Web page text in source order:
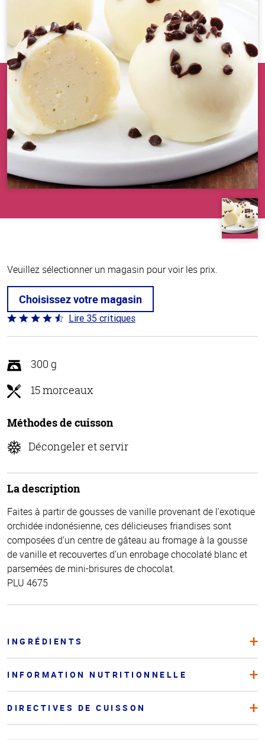
Veuillez sélectionner un magasin pour voir les prix.
Choisissez votre magasin
Coté
4.4 sur
Lire 35 critiques
300 g
15 morceaux
Méthodes de cuisson
Décongeler et servir
La description
Faites à partir de gousses de vanille provenant de l’exotique
orchidée indonésienne, ces délicieuses friandises sont
composées d’un centre de gâteau au fromage à la gousse
de vanille et recouvertes d’un enrobage chocolaté blanc et
parsemées de mini-brisures de chocolat.
PLU 4675
INGRÉDIENTS
INFORMATION NUTRITIONNELLE
DIRECTIVES DE CUISSON